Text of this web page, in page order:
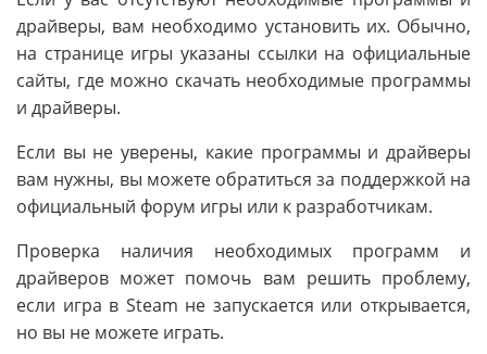
драйверы, вам необходимо установить их. Обычно,
на странице игры указаны ссылки на официальные
сайты, где можно скачать необходимые программы
и драйверы.
Если вы не уверены, какие программы и драйверы
вам нужны, вы можете обратиться за поддержкой на
официальный форум игры или к разработчикам.
Проверка наличия необходимых программ и
драйверов может помочь вам решить проблему,
если игра в Steam не запускается или открывается,
но вы не можете играть.